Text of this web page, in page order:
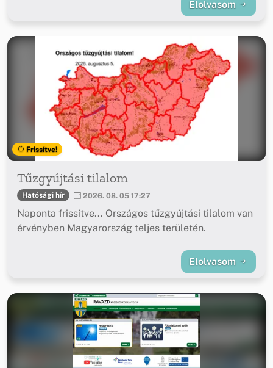
Elolvasom
Frissítve!
Tűzgyújtási tilalom
Hatósági hír 2026. 08. 05 17:27
Naponta frissítve... Országos tűzgyújtási tilalom van
érvényben Magyarország teljes területén.
Elolvasom